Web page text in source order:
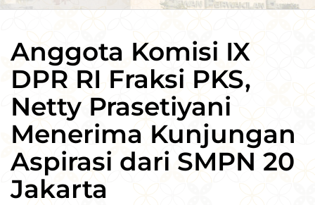
Anggota Komisi IX
DPR RI Fraksi PKS,
Netty Prasetiyani
Menerima Kunjungan
Aspirasi dari SMPN 20
Jakarta